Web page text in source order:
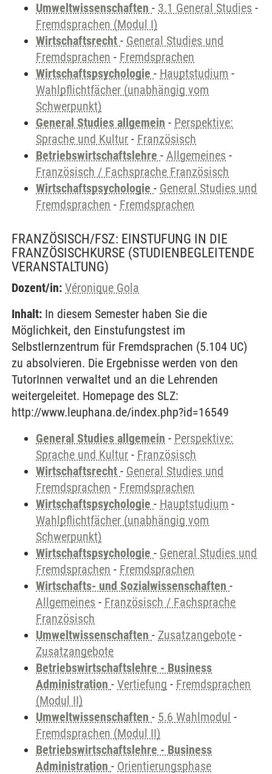
Umweltwissenschaften - 3.1 General Studies -
Fremdsprachen (Modul I)
Wirtschaftsrecht - General Studies und
Fremdsprachen - Fremdsprachen
Wirtschaftspsychologie - Hauptstudium -
Wahlpflichtfächer (unabhängig vom
Schwerpunkt)
General Studies allgemein - Perspektive:
Sprache und Kultur - Französisch
Betriebswirtschaftslehre - Allgemeines -
Französisch / Fachsprache Französisch
Wirtschaftspsychologie - General Studies und
Fremdsprachen - Fremdsprachen
FRANZÖSISCH/FSZ: EINSTUFUNG IN DIE
FRANZÖSISCHKURSE (STUDIENBEGLEITENDE
VERANSTALTUNG)
Dozent/in: Véronique Gola
Inhalt: In diesem Semester haben Sie die
Möglichkeit, den Einstufungstest im
Selbstlernzentrum für Fremdsprachen (5.104 UC)
zu absolvieren. Die Ergebnisse werden von den
TutorInnen verwaltet und an die Lehrenden
weitergeleitet. Homepage des SLZ:
http://www.leuphana.de/index.php?id=16549
General Studies allgemein - Perspektive:
Sprache und Kultur - Französisch
Wirtschaftsrecht - General Studies und
Fremdsprachen - Fremdsprachen
Wirtschaftspsychologie - Hauptstudium -
Wahlpflichtfächer (unabhängig vom
Schwerpunkt)
Wirtschaftspsychologie - General Studies und
Fremdsprachen - Fremdsprachen
Wirtschafts- und Sozialwissenschaften -
Allgemeines - Französisch / Fachsprache
Französisch
Umweltwissenschaften - Zusatzangebote -
Zusatzangebote
Betriebswirtschaftslehre - Business
Administration - Vertiefung - Fremdsprachen
(Modul II)
Umweltwissenschaften - 5.6 Wahlmodul -
Fremdsprachen (Modul II)
Betriebswirtschaftslehre - Business
Administration - Orientierungsphase